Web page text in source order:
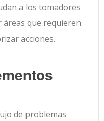
a los tomadores
áreas que requieren
acciones.
de problemas